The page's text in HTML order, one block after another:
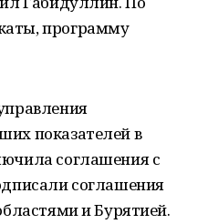
программу
показателей в
соглашения с
соглашения
и Бурятией.